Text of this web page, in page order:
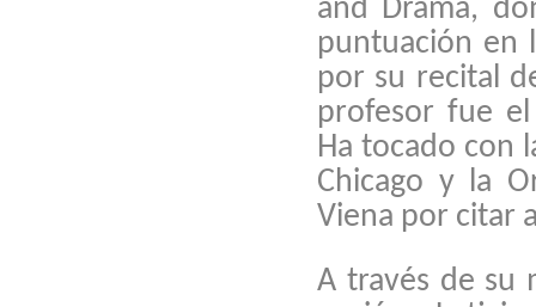
and Drama,
puntuación en
por su recital
profesor fue el
Ha tocado con
Chicago y la
Viena por citar
A través de su